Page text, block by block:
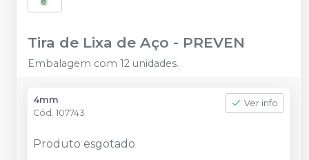
Tira de Lixa de Aço - PREVEN
Embalagem com 12 unidades.
4mm
Cód. 107743
Ver info
Produto esgotado